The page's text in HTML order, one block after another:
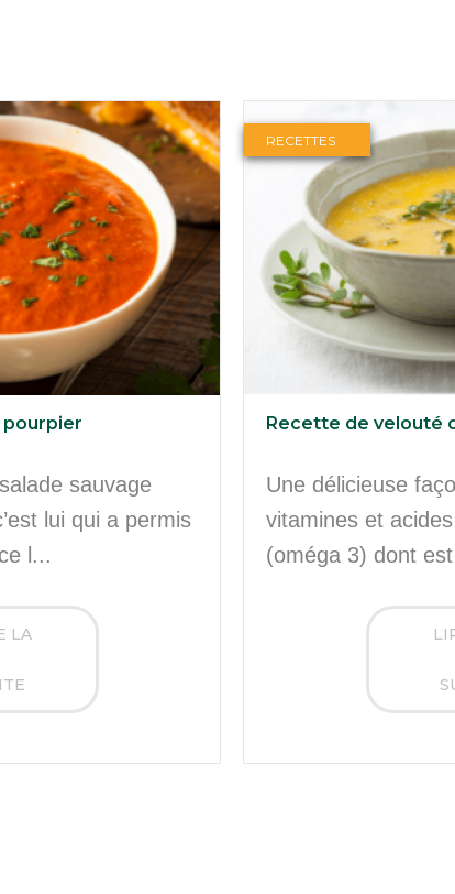
pourpier
sauvage
lui qui a permis
l...
LA
RECETTES
Recette de velouté
Une délicieuse
vitamines et
(oméga 3) dont